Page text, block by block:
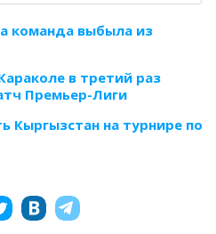
команда выбыла из
в третий раз
Премьер-Лиги
Кыргызстан на турнире по